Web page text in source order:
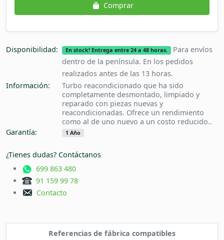
Comprar
Disponibilidad: En stock! Entrega entre 24 a 48 horas.
Para envíos
dentro de la península. En los pedidos
realizados antes de las 13 horas.
Información:
Turbo reacondicionado que ha sido
completamente desmontado, limpiado y
reparado con piezas nuevas y
reacondicionadas. Ofrece un rendimiento
como al de uno nuevo a un costo reducido..
Garantía:
1 Año
¿Tienes dudas? Contáctanos
699 863 480
91 159 99 78
Contacto
Referencias de fábrica compatibles